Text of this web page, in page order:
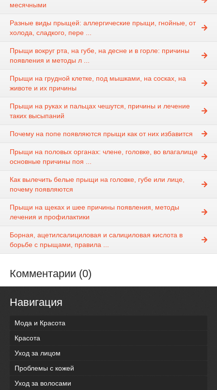
месячными
Разные виды прыщей: аллергические прыщи, гнойные, от
холода, сладкого, пере ...
Прыщи вокруг рта, на губе, на десне и в горле: причины
появления и методы л ...
Прыщи на грудной клетке, под мышками, на сосках, на
животе и их причины
Прыщи на руках и пальцах чешутся, причины и лечение
таких высыпаний
Почему на попе появляются прыщи как от них избавится
Прыщи на половых органах: члене, головке, во влагалище
основные причины поя ...
Как вылечить белые прыщи на головке, губе или лице,
почему появляются
Прыщи на щеках и шее причины появления, методы
лечения и профилактики
Борная, ацетилсалициловая и салициловая кислота в
борьбе с прыщами, правила ...
Комментарии (0)
Навигация
Мода и Красота
Красота
Уход за лицом
Проблемы с кожей
Уход за волосами